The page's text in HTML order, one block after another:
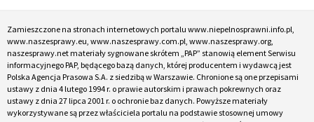
Zamieszczone na stronach internetowych portalu www.niepelnosprawni.info.pl,
www.naszesprawy.eu, www.naszesprawy.com.pl, www.naszesprawy.org,
naszesprawy.net materiały sygnowane skrótem „PAP” stanowią element Serwisu
informacyjnego PAP, będącego bazą danych, której producentem i wydawcą jest
Polska Agencja Prasowa S.A. z siedzibą w Warszawie. Chronione są one przepisami
ustawy z dnia 4 lutego 1994 r. o prawie autorskim i prawach pokrewnych oraz
ustawy z dnia 27 lipca 2001 r. o ochronie baz danych. Powyższe materiały
wykorzystywane są przez właściciela portalu na podstawie stosownej umowy